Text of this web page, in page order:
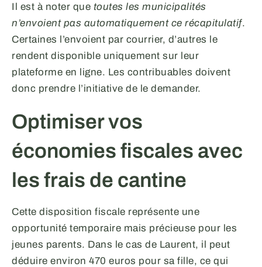
Il est à noter que toutes les municipalités
n’envoient pas automatiquement ce récapitulatif.
Certaines l’envoient par courrier, d’autres le
rendent disponible uniquement sur leur
plateforme en ligne. Les contribuables doivent
donc prendre l’initiative de le demander.
Optimiser vos
économies fiscales avec
les frais de cantine
Cette disposition fiscale représente une
opportunité temporaire mais précieuse pour les
jeunes parents. Dans le cas de Laurent, il peut
déduire environ 470 euros pour sa fille, ce qui